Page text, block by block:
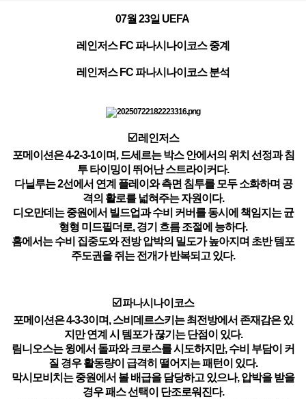
07월 23일 UEFA
레인저스 FC 파나시나이코스 중계
레인저스 FC 파나시나이코스 분석
☑️ 레인저스
포메이션은 4-2-3-1이며, 드세르는 박스 안에서의 위치 선정과 침
투 타이밍이 뛰어난 스트라이커다.
다닐루는 2선에서 연계 플레이와 측면 침투를 모두 소화하며 공
격의 활로를 넓혀주는 자원이다.
디오만데는 중원에서 빌드업과 수비 커버를 동시에 책임지는 균
형형 미드필더로, 경기 흐름 조절에 능하다.
홈에서는 수비 집중도와 전방 압박의 밀도가 높아지며 초반 템포
주도권을 쥐는 전개가 반복되고 있다.
☑️ 파나시나이코스
포메이션은 4-3-3이며, 스비데르스키는 최전방에서 존재감은 있
지만 연계 시 템포가 끊기는 단점이 있다.
림니오스는 윙에서 돌파와 크로스를 시도하지만, 수비 부담이 커
질 경우 활동량이 급격히 떨어지는 패턴이 있다.
막시모비치는 중원에서 볼 배급을 담당하고 있으나, 압박을 받을
경우 패스 선택이 단조로워진다.